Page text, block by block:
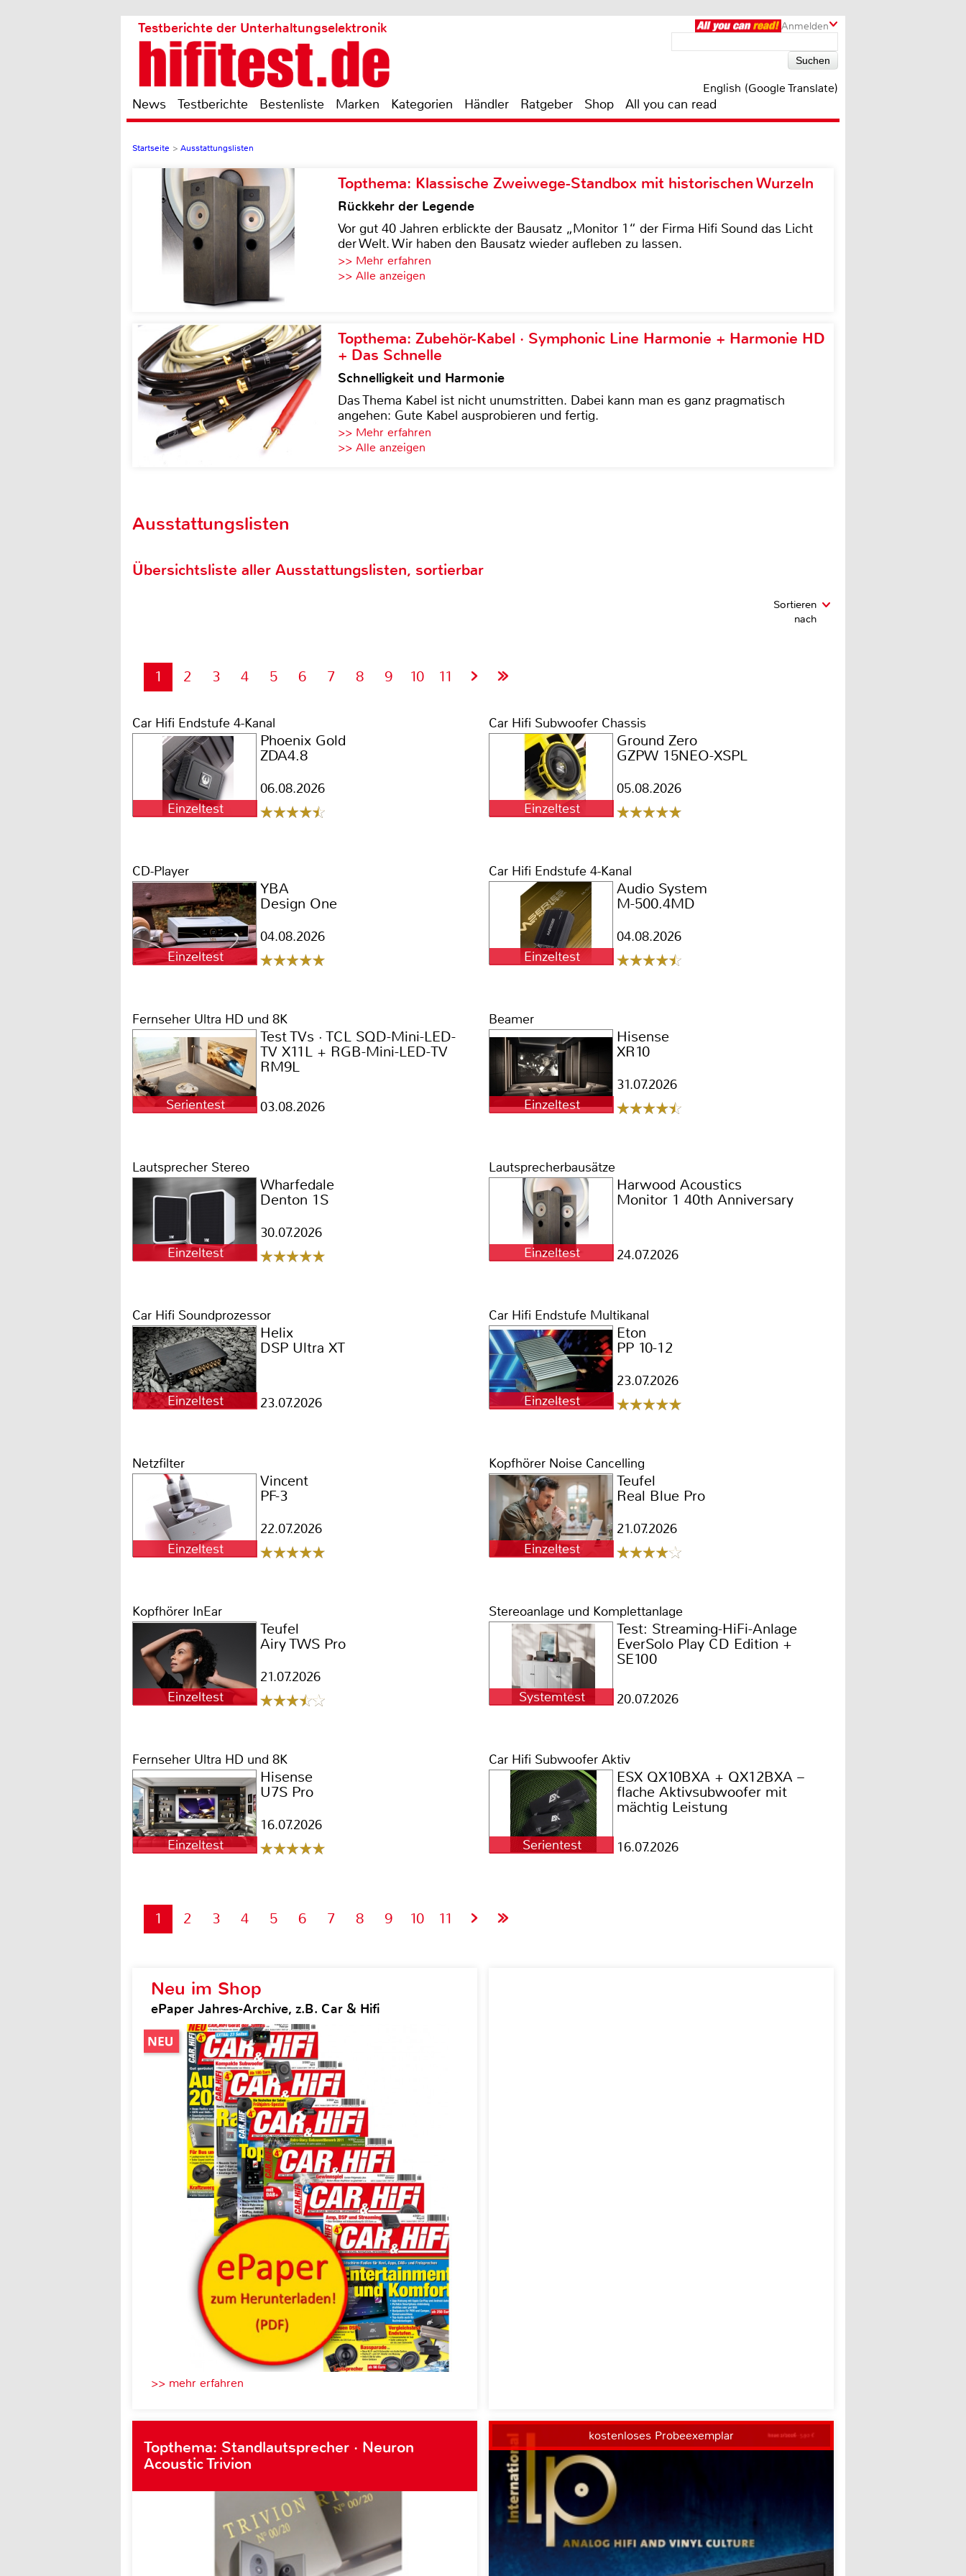
Anmelden
Testberichte der Unterhaltungselektronik
English (Google Translate)
News Testberichte Bestenliste Marken Kategorien Händler Ratgeber Shop All you can read
Startseite > Ausstattungslisten
Topthema: Klassische Zweiwege-Standbox mit historischen Wurzeln
Rückkehr der Legende
Vor gut 40 Jahren erblickte der Bausatz „Monitor 1“ der Firma Hifi Sound das Licht
der Welt. Wir haben den Bausatz wieder aufleben zu lassen.
>> Mehr erfahren
>> Alle anzeigen
Topthema: Zubehör-Kabel · Symphonic Line Harmonie + Harmonie HD
+ Das Schnelle
Schnelligkeit und Harmonie
Das Thema Kabel ist nicht unumstritten. Dabei kann man es ganz pragmatisch
angehen: Gute Kabel ausprobieren und fertig.
>> Mehr erfahren
>> Alle anzeigen
Ausstattungslisten
Übersichtsliste aller Ausstattungslisten, sortierbar
Sortieren
nach
1 2 3 4 5 6 7 8 9 10 11
Car Hifi Endstufe 4-Kanal
Einzeltest
Phoenix Gold
ZDA4.8
06.08.2026
Car Hifi Subwoofer Chassis
Einzeltest
Ground Zero
GZPW 15NEO-XSPL
05.08.2026
CD-Player
Einzeltest
YBA
Design One
04.08.2026
Car Hifi Endstufe 4-Kanal
Einzeltest
Audio System
M-500.4MD
04.08.2026
Fernseher Ultra HD und 8K
Serientest
Test TVs · TCL SQD-Mini-LED-
TV X11L + RGB-Mini-LED-TV
RM9L
03.08.2026
Beamer
Einzeltest
Hisense
XR10
31.07.2026
Lautsprecher Stereo
Einzeltest
Wharfedale
Denton 1S
30.07.2026
Lautsprecherbausätze
Einzeltest
Harwood Acoustics
Monitor 1 40th Anniversary
24.07.2026
Car Hifi Soundprozessor
Einzeltest
Helix
DSP Ultra XT
23.07.2026
Car Hifi Endstufe Multikanal
Einzeltest
Eton
PP 10-12
23.07.2026
Netzfilter
Einzeltest
Vincent
PF-3
22.07.2026
Kopfhörer Noise Cancelling
Einzeltest
Teufel
Real Blue Pro
21.07.2026
Kopfhörer InEar
Einzeltest
Teufel
Airy TWS Pro
21.07.2026
Stereoanlage und Komplettanlage
Systemtest
Test: Streaming-HiFi-Anlage
EverSolo Play CD Edition +
SE100
20.07.2026
Fernseher Ultra HD und 8K
Einzeltest
Hisense
U7S Pro
16.07.2026
Car Hifi Subwoofer Aktiv
Serientest
ESX QX10BXA + QX12BXA –
flache Aktivsubwoofer mit
mächtig Leistung
16.07.2026
1 2 3 4 5 6 7 8 9 10 11
Neu im Shop
ePaper Jahres-Archive, z.B. Car & Hifi
>> mehr erfahren
Topthema: Standlautsprecher · Neuron
Acoustic Trivion
kostenloses Probeexemplar